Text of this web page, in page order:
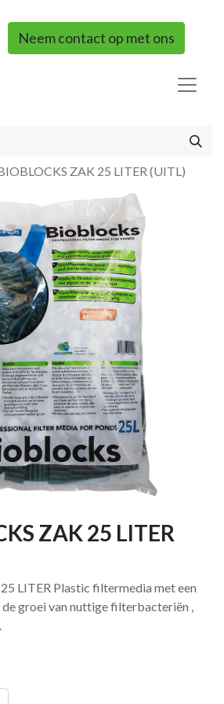
Neem contact op met ons
ZAK 25 LITER (UITL)
ZAK 25 LITER
LITER Plastic filtermedia met een
groei van nuttige filterbacteriën ,